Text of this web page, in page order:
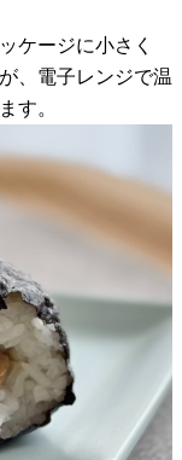
ケージに小さく
、電子レンジで温
す。